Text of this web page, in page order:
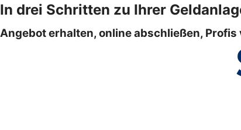
In drei Schritten zu Ihrer
Angebot erhalten, online abschließen,